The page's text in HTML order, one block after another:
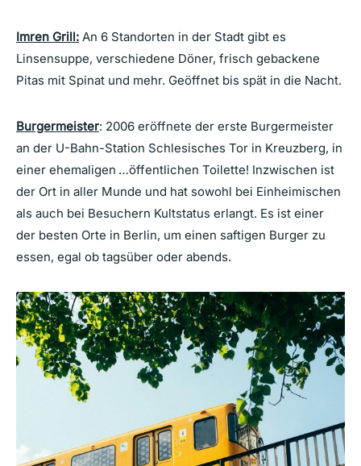
Imren Grill: An 6 Standorten in der Stadt gibt es
Linsensuppe, verschiedene Döner, frisch gebackene
Pitas mit Spinat und mehr. Geöffnet bis spät in die Nacht.
Burgermeister: 2006 eröffnete der erste Burgermeister
an der U-Bahn-Station Schlesisches Tor in Kreuzberg, in
einer ehemaligen …öffentlichen Toilette! Inzwischen ist
der Ort in aller Munde und hat sowohl bei Einheimischen
als auch bei Besuchern Kultstatus erlangt. Es ist einer
der besten Orte in Berlin, um einen saftigen Burger zu
essen, egal ob tagsüber oder abends.